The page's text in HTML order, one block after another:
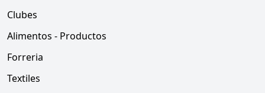
Clubes
Alimentos - Productos
Forreria
Textiles